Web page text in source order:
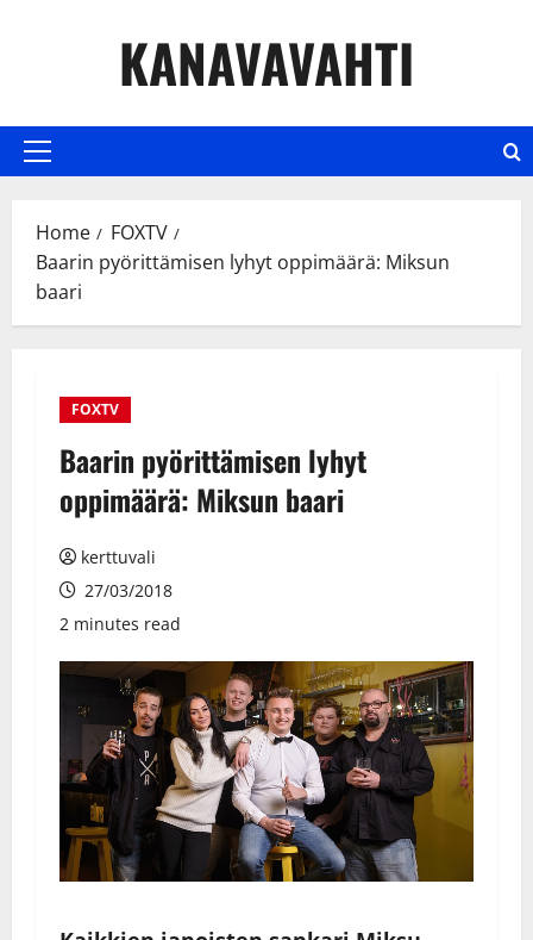
KANAVAVAHTI
Primary
Home
FOXTV
Baarin pyörittämisen lyhyt oppimäärä: Miksun
baari
FOXTV
Baarin pyörittämisen lyhyt
oppimäärä: Miksun baari
kerttuvali
27/03/2018
2 minutes read